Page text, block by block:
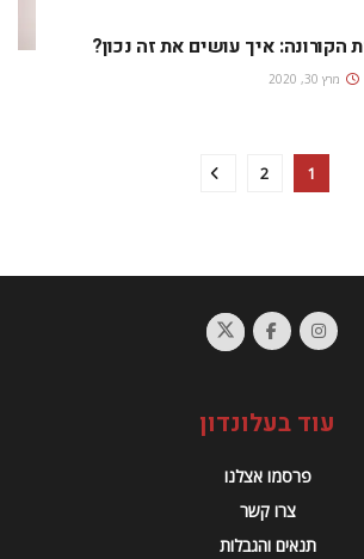
הקורונה: איך עושים את זה נכון?
מרץ 30, 2020
1
2
עוד בעלונדון
פרסמו אצלנו
צרו קשר
תנאים והגבלות